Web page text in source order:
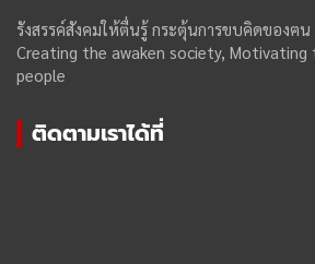
รังสรรค์สังคมให้ตื่นรู้ กระตุ้นการขบคิดของฅน
Creating the awaken society,
people
ติดตามเราได้ที่